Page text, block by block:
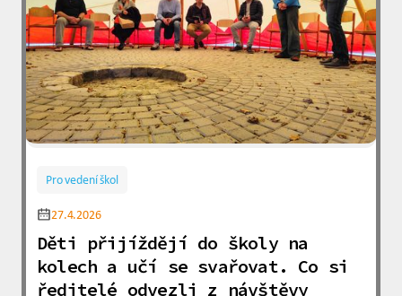
Pro vedení škol
27.4.2026
Děti přijíždějí do školy na
kolech a učí se svařovat. Co si
ředitelé odvezli z návštěvy